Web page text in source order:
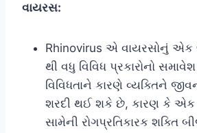
વાયરસ:
Rhinovirus એ વાયરસોનું
થી વધુ વિવિધ પ્રકારોનો
વિવિધતાને કારણે વ્યક્તિને
શરદી થઈ શકે છે, કારણ કે એક
સામેની રોગપ્રતિકારક શક્તિ